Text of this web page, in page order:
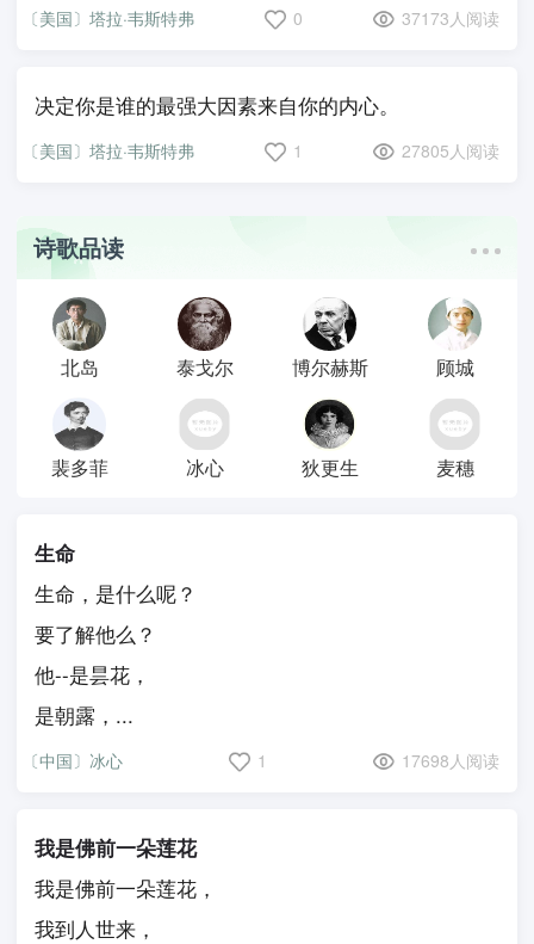
〔美国〕塔拉·韦斯特弗 0 37173人阅读
决定你是谁的最强大因素来自你的内心。
〔美国〕塔拉·韦斯特弗 1 27805人阅读
诗歌品读
北岛 泰戈尔 博尔赫斯 顾城
裴多菲 冰心 狄更生 麦穗
生命
生命，是什么呢？
要了解他么？
他--是昙花，
是朝露，...
〔中国〕冰心 1 17698人阅读
我是佛前一朵莲花
我是佛前一朵莲花，
我到人世来，